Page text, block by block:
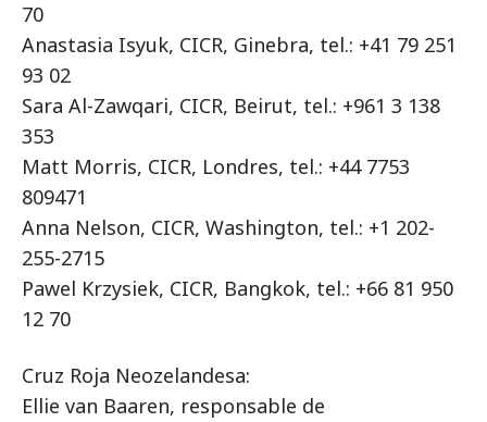
70
Anastasia Isyuk, CICR, Ginebra, tel.: +41 79 251
93 02
Sara Al-Zawqari, CICR, Beirut, tel.: +961 3 138
353
Matt Morris, CICR, Londres, tel.: +44 7753
809471
Anna Nelson, CICR, Washington, tel.: +1 202-
255-2715
Pawel Krzysiek, CICR, Bangkok, tel.: +66 81 950
12 70
Cruz Roja Neozelandesa:
Ellie van Baaren, responsable de